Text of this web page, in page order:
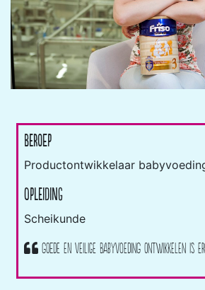
Beroep
Productontwikkelaar
Opleiding
Scheikunde
Goede en veilige babyvoeding ontwikkelen is